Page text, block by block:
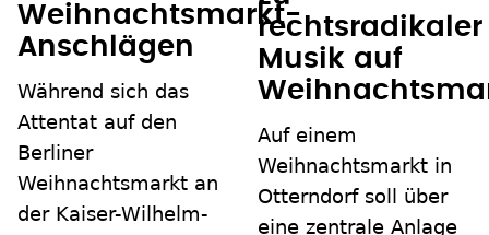
Weihnachtsmarkt-
Anschlägen
Während sich das
Attentat auf den
Berliner
Weihnachtsmarkt an
der Kaiser-Wilhelm-
rechtsradikaler
Musik auf
Auf einem
Weihnachtsmarkt in
Otterndorf soll über
eine zentrale Anlage